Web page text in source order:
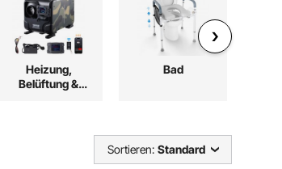
Heizung,
Belüftung &
Bad
Sortieren: Standard